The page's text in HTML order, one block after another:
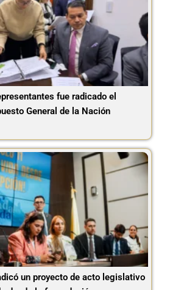
fue radicado el
General de la Nación
un proyecto de acto legislativo